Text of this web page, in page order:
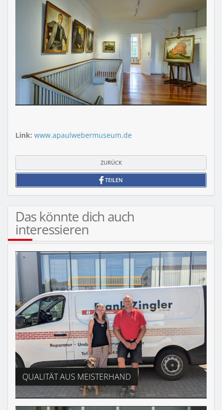
Link: www.apaulwebermuseum.de
ZURÜCK
TEILEN
Das könnte dich auch
interessieren
QUALITÄT AUS MEISTERHAND